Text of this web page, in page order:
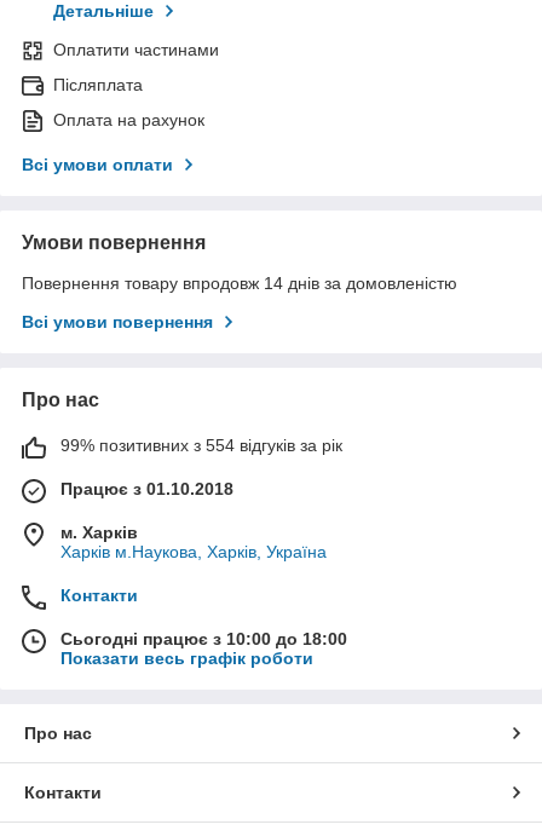
Детальніше
Оплатити частинами
Післяплата
Оплата на рахунок
Всі умови оплати
Умови повернення
Повернення товару впродовж 14 днів за домовленістю
Всі умови повернення
Про нас
99% позитивних з 554 відгуків за рік
Працює з 01.10.2018
м. Харків
Харків м.Наукова, Харків, Україна
Контакти
Сьогодні працює з 10:00 до 18:00
Показати весь графік роботи
Про нас
Контакти